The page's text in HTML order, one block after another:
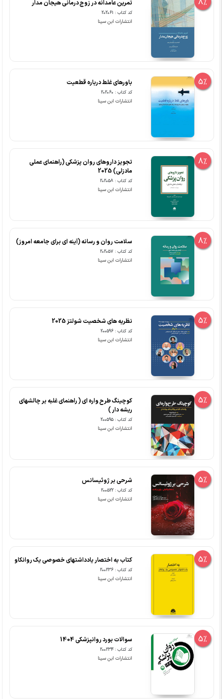
تمرین عامدانه در زوج درمانی هیجان مدار
کد کتاب : 202061
انتشارات ابن سینا
5% باورهای غلط درباره قطعیت
کد کتاب : 202060
انتشارات ابن سینا
8%
تجویز داروهای روان پزشکی (راهنمای عملی
مادزلی) 2025
کد کتاب : 202058
انتشارات ابن سینا
8% سلامت روان و رسانه (آینه ای برای جامعه امروز)
کد کتاب : 202057
انتشارات ابن سینا
5% نظریه های شخصیت شولتز 2025
کد کتاب : 200596
انتشارات ابن سینا
5%
کوچینگ طرح واره ای ( راهنمای غلبه بر چالشهای
ریشه دار )
کد کتاب : 200595
انتشارات ابن سینا
5% شرحی بر ژوئیسانس
کد کتاب : 200522
انتشارات ابن سینا
5% کتاب به اختصار یادداشتهای خصوصی یک روانکاو
کد کتاب : 200236
انتشارات ابن سینا
5% سوالات بورد روانپزشکی 1404
کد کتاب : 200234
انتشارات ابن سینا